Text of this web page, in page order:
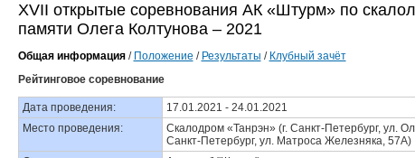
XVII открытые соревнования АК «Штурм» по
памяти Олега Колтунова – 2021
Общая информация/ Положение / Результаты / Клубный зачёт
Рейтинговое соревнование
Дата проведения:
17.01.2021 - 24.01.2021
Место проведения:
Скалодром «Танрэн» (г. Санкт-Петербург, ул.
Санкт-Петербург, ул. Матроса Железняка, 57А)